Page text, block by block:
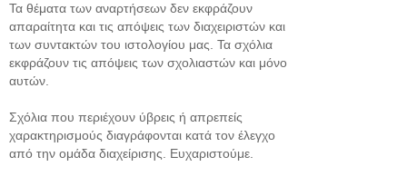
Τα θέματα των αναρτήσεων δεν εκφράζουν
απαραίτητα και τις απόψεις των διαχειριστών και
των συντακτών του ιστολογίου μας. Τα σχόλια
εκφράζουν τις απόψεις των σχολιαστών και μόνο
αυτών.
Σχόλια που περιέχουν ύβρεις ή απρεπείς
χαρακτηρισμούς διαγράφονται κατά τον έλεγχο
από την ομάδα διαχείρισης. Ευχαριστούμε.